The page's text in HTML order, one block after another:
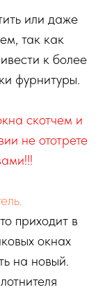
или даже
так как
к более
фурнитуры.
скотчем и
не ототрете
приходит в
окнах
на новый.